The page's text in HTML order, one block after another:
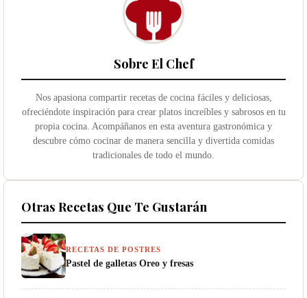
Sobre El Chef
Nos apasiona compartir recetas de cocina fáciles y deliciosas,
ofreciéndote inspiración para crear platos increíbles y sabrosos en tu
propia cocina. Acompáñanos en esta aventura gastronómica y
descubre cómo cocinar de manera sencilla y divertida comidas
tradicionales de todo el mundo.
Otras Recetas Que Te Gustarán
RECETAS DE POSTRES
Pastel de galletas Oreo y fresas